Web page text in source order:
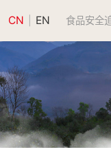
CN EN 食品安全